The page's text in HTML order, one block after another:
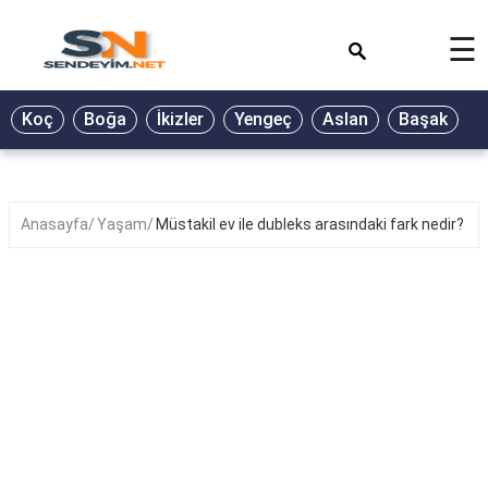
BİYOGRAFİ
GALERİ
☰
Koç Boğa İkizler Yengeç Aslan Başak
Anasayfa Yaşam Müstakil ev ile dubleks arasındaki fark nedir?